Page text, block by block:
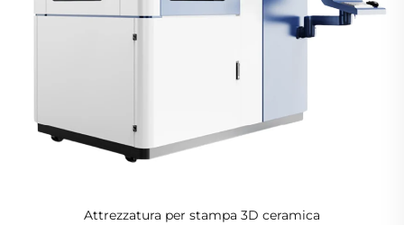
Attrezzatura per stampa 3D ceramica